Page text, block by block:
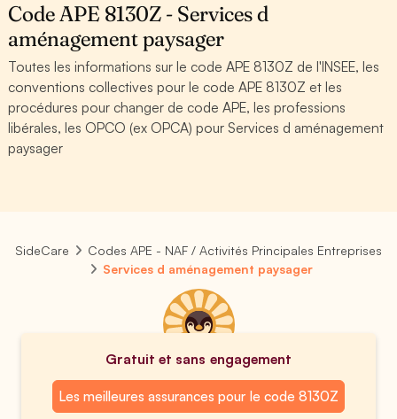
Code APE 8130Z - Services d
aménagement paysager
Toutes les informations sur le code APE 8130Z de l'INSEE, les
conventions collectives pour le code APE 8130Z et les
procédures pour changer de code APE, les professions
libérales, les OPCO (ex OPCA) pour Services d aménagement
paysager
SideCare
Codes APE - NAF / Activités Principales Entreprises
Services d aménagement paysager
Gratuit et sans engagement
Les meilleures assurances pour le code 8130Z